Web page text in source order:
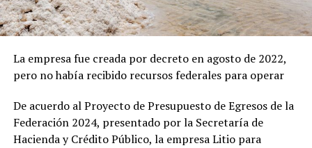
de ambos lados. Cada punto que no se resuelva en Pekín
esta semana reaparecerá en otra capital, con otro
Mantente actualizado con las noticias más relevantes
Energía y Ecología .
Una apuesta energética: del
petróleo al uranio
Durante el Foro de San Petersburgo en junio, Rusia dejó
claro que su interés va más allá del turismo o el
comercio tradicional. En conversaciones con
autoridades mexicanas, ofrecieron cooperación
estratégica en sectores clave como gas, petróleo,
La empresa fue creada por decreto en agosto de 2022,
pero no había recibido recursos federales para operar
De acuerdo al Proyecto de Presupuesto de Egresos de la
Federación 2024, presentado por la Secretaría de
Hacienda y Crédito Público, la empresa Litio para